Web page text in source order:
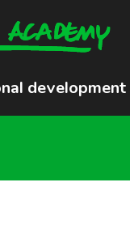
development